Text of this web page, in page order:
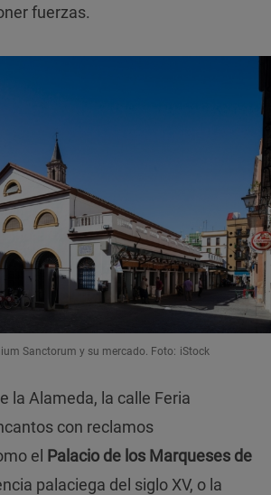
fuerzas.
Sanctorum y su mercado. Foto: iStock
la Alameda, la calle Feria
con reclamos
el
Palacio de los Marqueses de
palaciega del siglo XV, o la